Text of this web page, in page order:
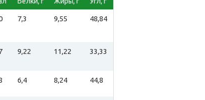
7,3 9,55 48,84
9,22 11,22 33,33
6,4 8,24 44,8